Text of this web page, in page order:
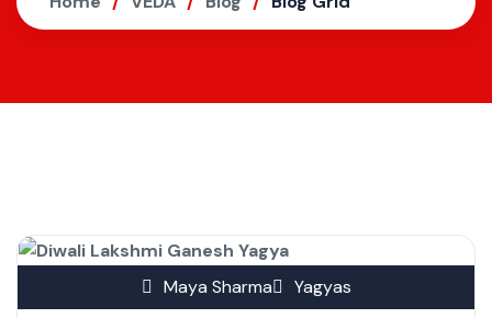
Maya Sharma Yagyas